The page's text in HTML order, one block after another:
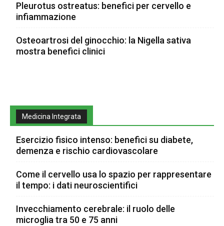
Pleurotus ostreatus: benefici per cervello e
infiammazione
Osteoartrosi del ginocchio: la Nigella sativa
mostra benefici clinici
Medicina Integrata
Esercizio fisico intenso: benefici su diabete,
demenza e rischio cardiovascolare
Come il cervello usa lo spazio per rappresentare
il tempo: i dati neuroscientifici
Invecchiamento cerebrale: il ruolo delle
microglia tra 50 e 75 anni